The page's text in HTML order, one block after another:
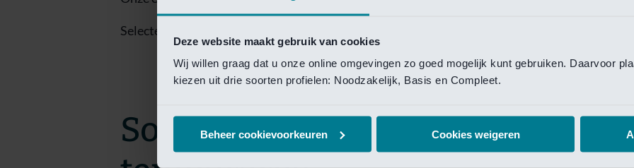
Deze website maakt gebruik van cookies
Wij willen graag dat u onze online omgevingen zo goed mogelijk kunt gebruiken. Daarvoor
kiezen uit drie soorten profielen: Noodzakelijk, Basis en Compleet.
Beheer cookievoorkeuren Cookies weigeren
Van Lanschot
Selecteer een van de login opties om toegang te krijgen.
Sorry! This page is